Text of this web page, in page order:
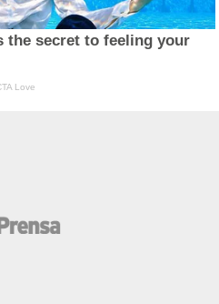
secret to feeling your
Love